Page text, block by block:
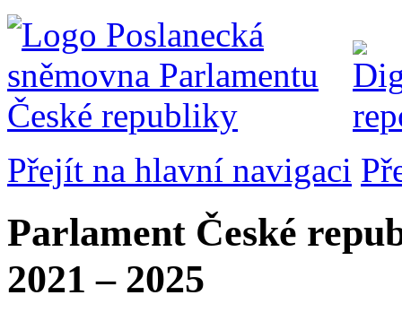
Přejít na hlavní navigaci
Parlament České
2021 – 2025